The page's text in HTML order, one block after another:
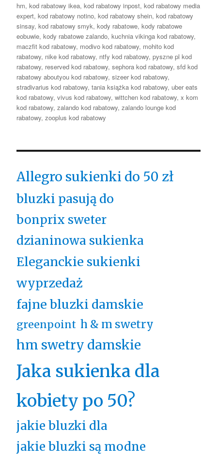
hm,kod rabatowy ikea,kod rabatowy inpost,kod rabatowy media
expert,kod rabatowy notino,kod rabatowy shein,kod rabatowy
sinsay,kod rabatowy smyk,kody rabatowe,kody rabatowe
eobuwie,kody rabatowe zalando,kuchnia vikinga kod rabatowy,
maczfit kod rabatowy, modivo kod rabatowy, mohito kod
rabatowy, nike kod rabatowy, ntfy kod rabatowy,pyszne pl kod
rabatowy, reserved kod rabatowy,sephora kod rabatowy,sfd kod
rabatowy aboutyou kod rabatowy,sizeer kod rabatowy,
stradivarius kod rabatowy,tania książka kod rabatowy, uber eats
kod rabatowy,vivus kod rabatowy,wittchen kod rabatowy,x kom
kod rabatowy,zalando kod rabatowy,zalando lounge kod
rabatowy,zooplus kod rabatowy
Allegro sukienki do 50 zł
bluzki pasują do
bonprix sweter
dzianinowa sukienka
Eleganckie sukienki
wyprzedaż
fajne bluzki damskie
greenpoint h & m swetry
hm swetry damskie
Jaka sukienka dla
kobiety po 50?
jakie bluzki dla
jakie bluzki są modne